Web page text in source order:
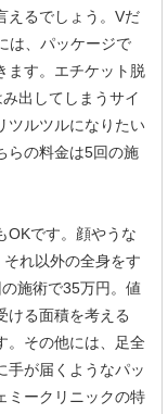
えるでしょう。Vだ
は、パッケージで
ます。エチケット脱
出してしまうサイ
ツルツルになりたい
らの料金は5回の施
OKです。顔やうな
れ以外の全身をす
施術で35万円。値
ける面積を考える
。その他には、足全
手が届くようなパッ
ミークリニックの特